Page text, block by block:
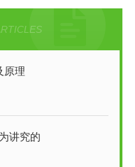
原理
讲究的